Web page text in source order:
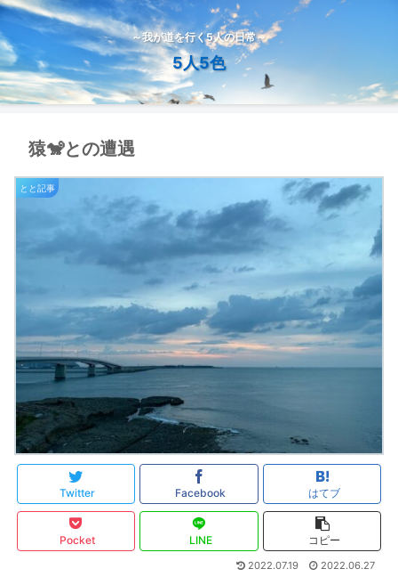
～我が道を行く5人の日常～
5人5色
猿🐒との遭遇
とと記事
Twitter Facebook はてブ
Pocket LINE コピー
2022.07.19 2022.06.27